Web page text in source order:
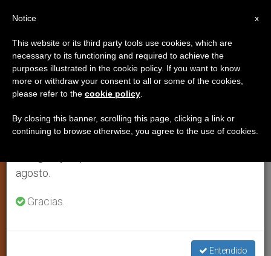
Beata Alexandrina María da
Costa – 13 de octubre
virginidad, que estimaba más que su
propia vida, saltando desde una
ventana. Los treinta años que pasó
convirtió en ofrenda a María por los
×
Aviso importante
Del 27 de julio al 7 de agosto haremos la pausa
anual, aprovechando que en el periodo de verano
se generan menos informaciones y también el
agosto.
Gracias.
Entendido
x
Notice
This website or its third party tools use cookies, which are
necessary to its functioning and required to achieve the
purposes illustrated in the cookie policy. If you want to know
more or withdraw your consent to all or some of the cookies,
please refer to the cookie policy
By closing this banner, scrolling this page, clicking a link or
continuing to browse otherwise, you agree to the use of cookies.